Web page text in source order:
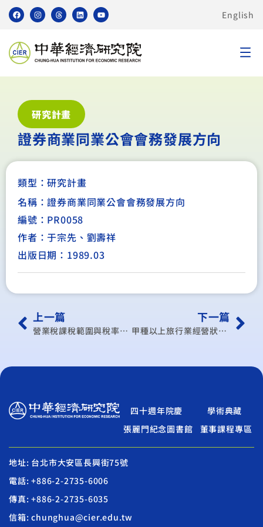
English
研究計畫
證券商業同業公會會務發展方向
類型：研究計畫
名稱：證券商業同業公會會務發展方向
編號：PR0058
作者：于宗先、劉壽祥
出版日期：1989.03
上一篇
營業稅課稅範圍與稅率調整可行性分析
下一篇
甲種以上旅行業經營狀況調查
四十週年院慶
學術典藏
張麗門紀念圖書館
董事課程專區
地址: 台北市大安區長興街75號
電話: +886-2-2735-6006
傳真: +886-2-2735-6035
信箱: chunghua@cier.edu.tw